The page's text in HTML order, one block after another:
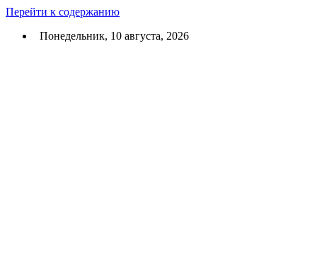
Перейти к содержанию
Понедельник, 10 августа, 2026